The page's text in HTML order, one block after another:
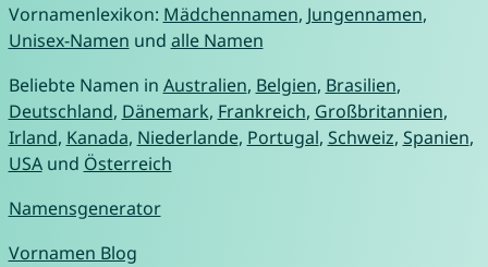
Vornamenlexikon: Mädchennamen, Jungennamen,
Unisex-Namen und alle Namen
Beliebte Namen in Australien, Belgien, Brasilien,
Deutschland, Dänemark, Frankreich, Großbritannien,
Irland, Kanada, Niederlande, Portugal, Schweiz, Spanien,
USAund Österreich
Namensgenerator
Vornamen Blog